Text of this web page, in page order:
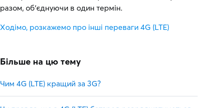
разом, об'єднуючи в один термін.
Ходімо, розкажемо про інші переваги 4G (LTE)
Більше на цю тему
Чим 4G (LTE) кращий за 3G?